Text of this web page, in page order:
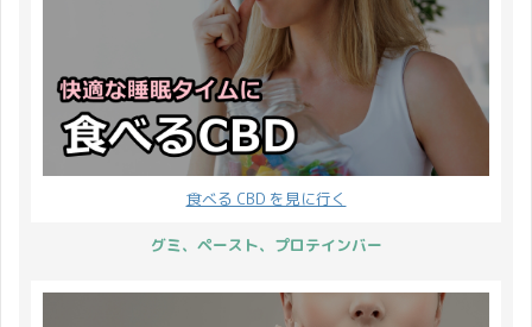
食べる CBD を見に行く
グミ、ペースト、プロテインバー